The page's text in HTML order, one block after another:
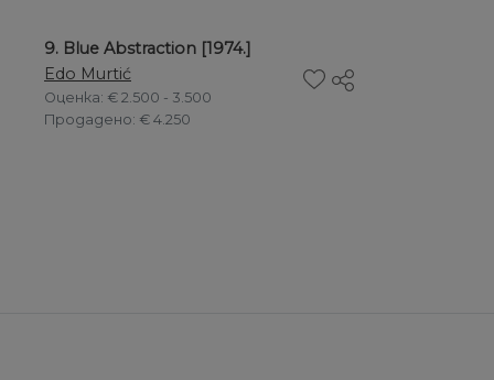
9. Blue Abstraction [1974.]
Edo Murtić
Оценка: € 2.500 - 3.500
Продадено: € 4.250